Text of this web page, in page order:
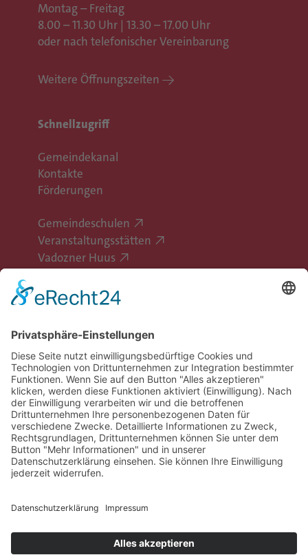
Montag – Freitag
8.00 – 11.30 Uhr | 13.30 – 17.00 Uhr
oder nach telefonischer Vereinbarung
Weitere Öffnungszeiten
Schnellzugriff
Gemeindekanal
Kontakte
Förderungen
Gemeindeschulen
Veranstaltungsstätten
Vadozner Huus